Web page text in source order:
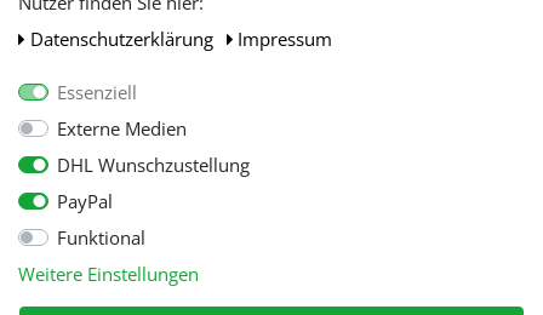
Daten­schutz­erklärung
Impressum
Essenziell
Externe Medien
DHL Wunschzustellung
PayPal
Funktional
Weitere Einstellungen